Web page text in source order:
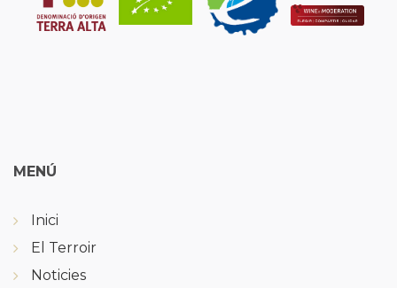
MENÚ
Inici
El Terroir
Noticies